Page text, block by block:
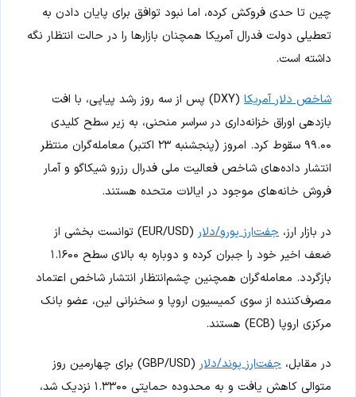
چین تا حدی فروکش کرده، اما نبود توافق برای پایان دادن به
تعطیلی دولت فدرال آمریکا همچنان بازارها را در حالت انتظار نگه
داشته است.
شاخص دلار آمریکا
(DXY) پس از سه روز رشد پیاپی، با افت
بازدهی اوراق خزانه‌داری در سراسر منحنی، به زیر سطح کلیدی
۹۹.۰۰ سقوط کرد. امروز (پنجشنبه ۲۳ اکتبر) معامله‌گران منتظر
انتشار داده‌های شاخص فعالیت ملی فدرال رزرو شیکاگو و آمار
فروش خانه‌های موجود در ایالات متحده هستند.
در بازار ارز، جفت‌ارز یورو/دلار
(EUR/USD) توانست بخشی از
ضعف اخیر خود را جبران کرده و دوباره به بالای سطح ۱.۱۶۰۰
بازگردد. معامله‌گران همچنین چشم‌انتظار انتشار شاخص اعتماد
مصرف‌کننده از سوی کمیسیون اروپا و سخنرانی لین، عضو بانک
مرکزی اروپا (ECB) هستند.
در مقابل، جفت‌ارز پوند/دلار
(GBP/USD) برای چهارمین روز
متوالی کاهش یافت و به محدوده حمایتی ۱.۳۳۰۰ نزدیک شد،